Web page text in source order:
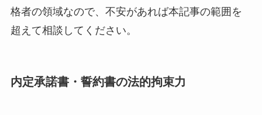
格者の領域なので、不安があれば本記事の範囲を
超えて相談してください。
内定承諾書・誓約書の法的拘束力